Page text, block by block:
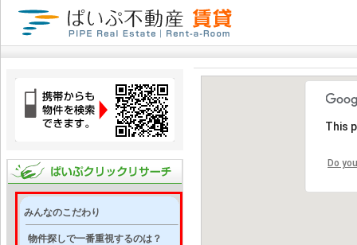
みんなのこだわり
物件探しで一番重視するのは？
This
Do